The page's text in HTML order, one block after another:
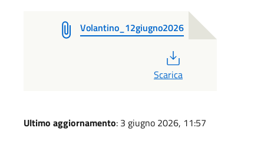
Volantino_12giugno2026
Scarica
Ultimo aggiornamento: 3 giugno 2026, 11:57